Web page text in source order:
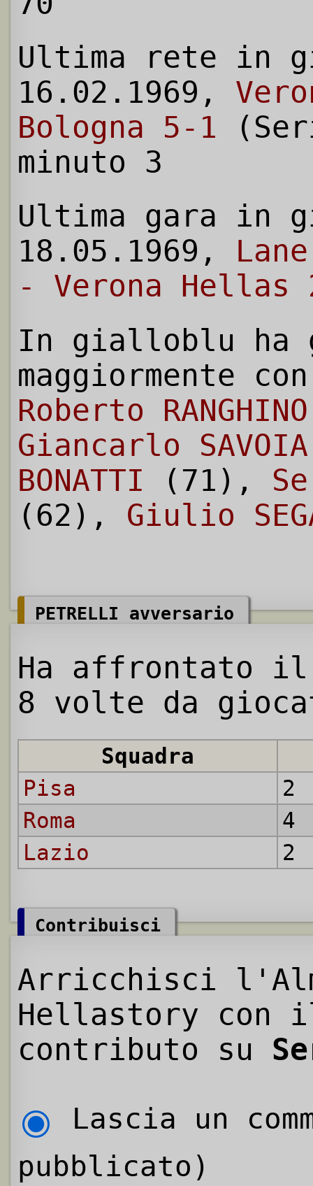
Ultima rete in
16.02.1969,
Bologna 5-1
minuto 3
Ultima gara in
18.05.1969,
- Verona Hellas
In gialloblu ha
maggiormente
Roberto RANGHINO
Giancarlo SAVOIA
BONATTI (71),
(62), Giulio
PETRELLI avversario
Ha affrontato il
8 volte da
Squadra
Pisa
2
Roma
4
Lazio
2
Contribuisci
Arricchisci
Hellastory con
contributo su
Lascia un
pubblicato)